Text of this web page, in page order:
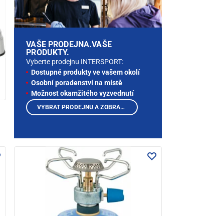
VAŠE PRODEJNA.VAŠE
PRODUKTY.
Vyberte prodejnu INTERSPORT:
Dostupné produkty ve vašem okolí
Osobní poradenství na místě
Možnost okamžitého vyzvednutí
VYBRAT PRODEJNU A ZOBRAZIT PRODUKTY